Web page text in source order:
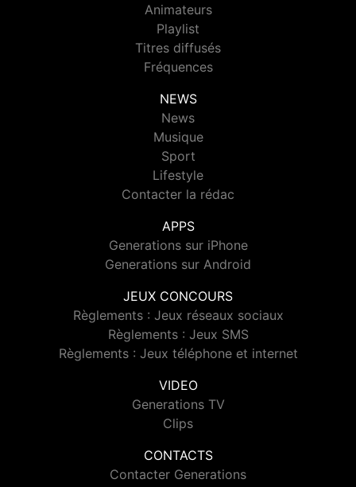
Animateurs
Playlist
Titres diffusés
Fréquences
NEWS
News
Musique
Sport
Lifestyle
Contacter la rédac
APPS
Generations sur iPhone
Generations sur Android
JEUX CONCOURS
Règlements : Jeux réseaux sociaux
Règlements : Jeux SMS
Règlements : Jeux téléphone et internet
VIDEO
Generations TV
Clips
CONTACTS
Contacter Generations